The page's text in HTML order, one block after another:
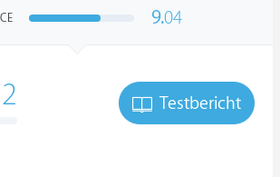
9.04
Testbericht